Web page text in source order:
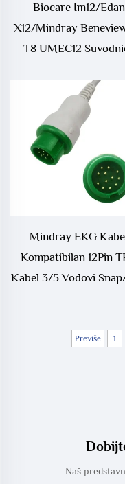
Biocare Im12/Edan
X12/Mindray
T8 UMEC12
kabel
Mindray EKG
Kompatibilan 12Pin
Kabel 3/5 Vodovi
Previše 1
Naš